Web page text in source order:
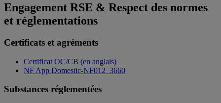
Engagement RSE & Respect des normes
et réglementations
Certificats et agréments
Certificat OC/CB (en anglais)
NF App Domestic-NF012_3660
Substances réglementées